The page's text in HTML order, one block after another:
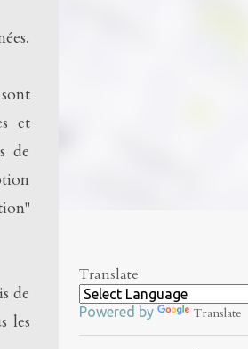
et
de
de
les
Translate
Powered by Translate